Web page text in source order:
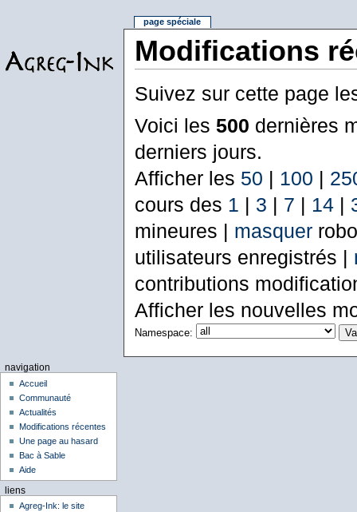
Modifications
Suivez sur cette page
Voici les 500 dernières
derniers jours.
Afficher les 50 | 100 |
cours des 1 | 3 | 7 | 14|
mineures | masquer
utilisateurs enregistrés |
contributions
Afficher les nouvelles
Namespace:
page spéciale
navigation
Accueil
Communauté
Actualités
Modifications récentes
Une page au hasard
Bac à Sable
Aide
liens
Agreg-Ink: le site